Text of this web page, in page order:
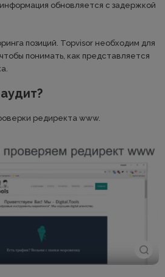
обновляется с задержкой
позиций. Topvisor необходим для
понимать, как представляется
редиректа www.